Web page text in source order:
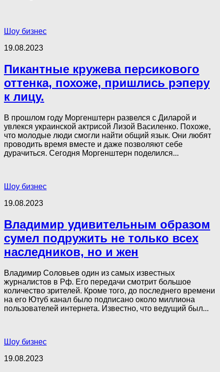
Шоу бизнес
19.08.2023
Пикантные кружева персикового
оттенка, похоже, пришлись рэперу
к лицу.
В прошлом году Моргенштерн развелся с Диларой и
увлекся украинской актрисой Лизой Василенко. Похоже,
что молодые люди смогли найти общий язык. Они любят
проводить время вместе и даже позволяют себе
дурачиться. Сегодня Моргенштерн поделился...
Шоу бизнес
19.08.2023
Владимир удивительным образом
сумел подружить не только всех
наследников, но и жен
Владимир Соловьев один из самых известных
журналистов в Рф. Его передачи смотрит большое
количество зрителей. Кроме того, до последнего времени
на его Ютуб канал было подписано около миллиона
пользователей интернета. Известно, что ведущий был...
Шоу бизнес
19.08.2023